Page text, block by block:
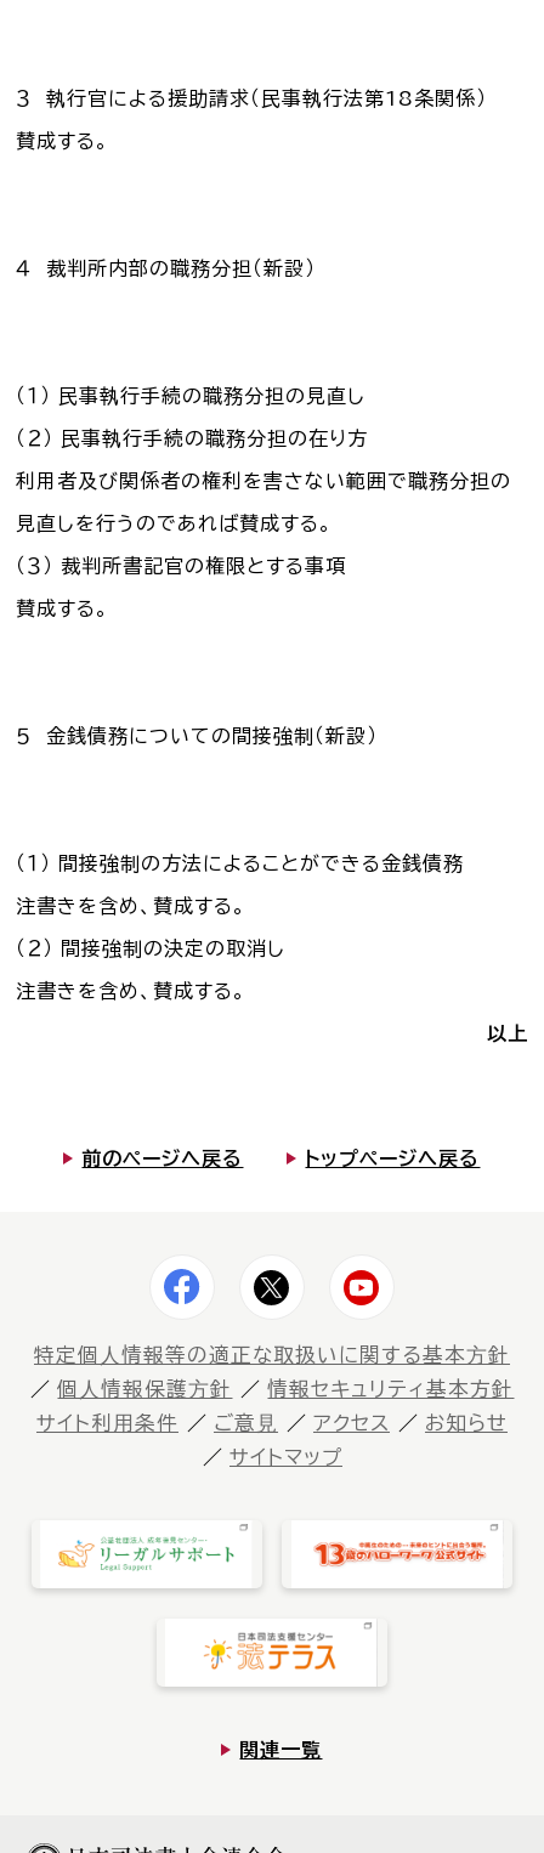
３ 執行官による援助請求（民事執行法第18条関係）
賛成する。
４ 裁判所内部の職務分担（新設）
（１） 民事執行手続の職務分担の見直し
（２） 民事執行手続の職務分担の在り方
利用者及び関係者の権利を害さない範囲で職務分担の
見直しを行うのであれば賛成する。
（３） 裁判所書記官の権限とする事項
賛成する。
５ 金銭債務についての間接強制（新設）
（１） 間接強制の方法によることができる金銭債務
注書きを含め、賛成する。
（２） 間接強制の決定の取消し
注書きを含め、賛成する。
以上
前のページへ戻る トップページへ戻る
特定個⼈情報等の適正な取扱いに関する基本⽅針
個⼈情報保護⽅針
情報セキュリティ基本方針
サイト利⽤条件
ご意⾒ アクセス
お知らせ
サイトマップ
関連一覧